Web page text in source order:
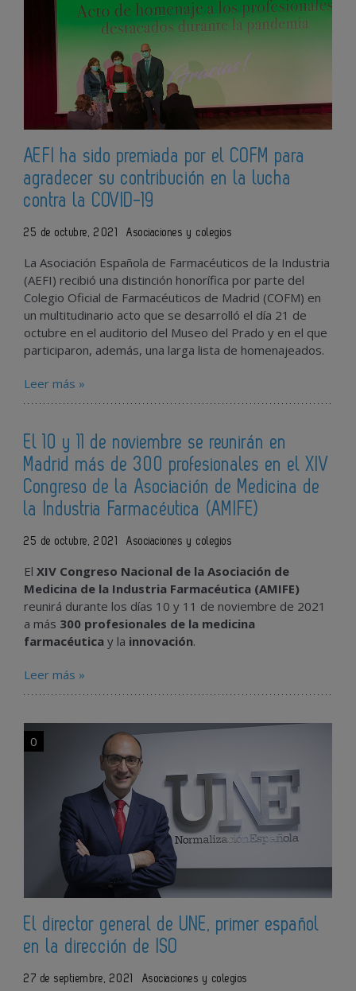
AEFI ha sido premiada por el COFM para
agradecer su contribución en la lucha
contra la COVID-19
25 de octubre, 2021 Asociaciones y colegios
La Asociación Española de Farmacéuticos de la Industria
(AEFI) recibió una distinción honorífica por parte del
Colegio Oficial de Farmacéuticos de Madrid (COFM) en
un multitudinario acto que se desarrolló el día 21 de
octubre en el auditorio del Museo del Prado y en el que
participaron, además, una larga lista de homenajeados.
Leer más »
El 10 y 11 de noviembre se reunirán en
Madrid más de 300 profesionales en el XIV
Congreso de la Asociación de Medicina de
la Industria Farmacéutica (AMIFE)
25 de octubre, 2021 Asociaciones y colegios
El XIV Congreso Nacional de la Asociación de
Medicina de la Industria Farmacéutica (AMIFE)
reunirá durante los días 10 y 11 de noviembre de 2021
a más 300 profesionales de la medicina
farmacéutica y la innovación.
Leer más »
0
El director general de UNE, primer español
en la dirección de ISO
27 de septiembre, 2021 Asociaciones y colegios